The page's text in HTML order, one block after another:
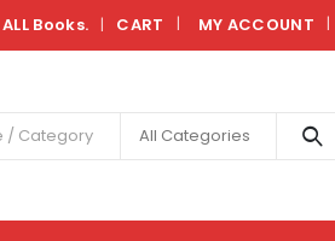
Books. | CART MY ACCOUNT
All Categories